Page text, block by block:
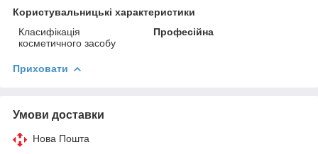
Користувальницькі характеристики
Класифікація
косметичного засобу
Професійна
Приховати
Умови доставки
Нова Пошта